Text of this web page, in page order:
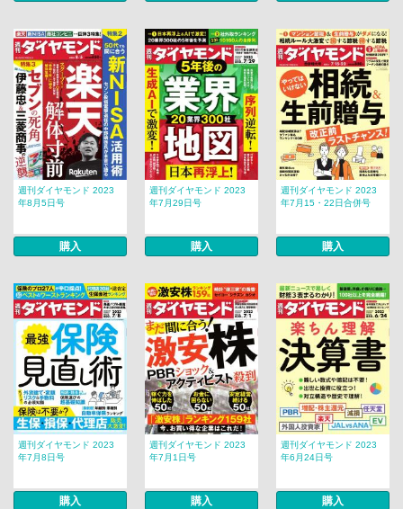
週刊ダイヤモンド 2023
年8月5日号
購入
週刊ダイヤモンド 2023
年7月29日号
購入
週刊ダイヤモンド 2023
年7月15・22日合併号
購入
週刊ダイヤモンド 2023
年7月8日号
購入
週刊ダイヤモンド 2023
年7月1日号
購入
週刊ダイヤモンド 2023
年6月24日号
購入